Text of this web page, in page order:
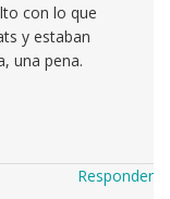
con lo que
y estaban
una pena.
Responder